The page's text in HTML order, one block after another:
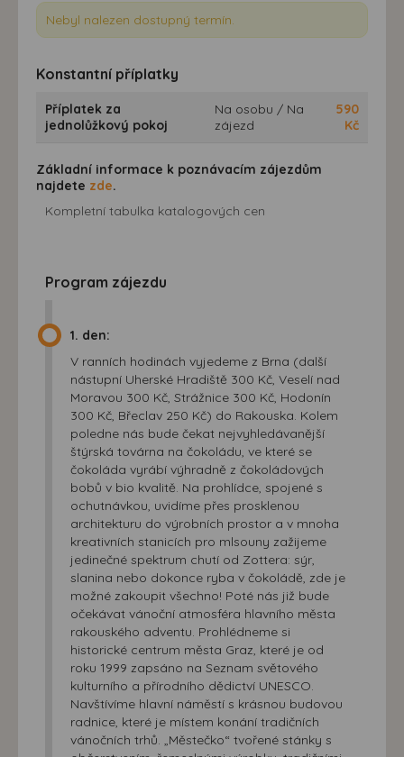
Nebyl nalezen dostupný termín.
Konstantní příplatky
Příplatek za
jednolůžkový pokoj
Na osobu / Na
zájezd
590
Kč
Základní informace k poznávacím zájezdům
najdete zde.
Kompletní tabulka katalogových cen
Program zájezdu
1. den:
V ranních hodinách vyjedeme z Brna (další
nástupní Uherské Hradiště 300 Kč, Veselí nad
Moravou 300 Kč, Strážnice 300 Kč, Hodonín
300 Kč, Břeclav 250 Kč) do Rakouska. Kolem
poledne nás bude čekat nejvyhledávanější
štýrská továrna na čokoládu, ve které se
čokoláda vyrábí výhradně z čokoládových
bobů v bio kvalitě. Na prohlídce, spojené s
ochutnávkou, uvidíme přes prosklenou
architekturu do výrobních prostor a v mnoha
kreativních stanicích pro mlsouny zažijeme
jedinečné spektrum chutí od Zottera: sýr,
slanina nebo dokonce ryba v čokoládě, zde je
možné zakoupit všechno! Poté nás již bude
očekávat vánoční atmosféra hlavního města
rakouského adventu. Prohlédneme si
historické centrum města Graz, které je od
roku 1999 zapsáno na Seznam světového
kulturního a přírodního dědictví UNESCO.
Navštívíme hlavní náměstí s krásnou budovou
radnice, které je místem konání tradičních
vánočních trhů. „Městečko“ tvořené stánky s